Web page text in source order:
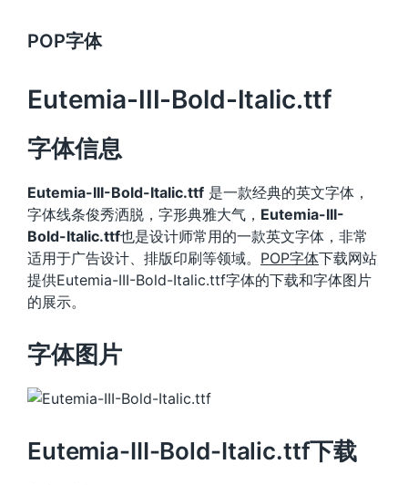
POP字体
Eutemia-III-Bold-Italic.ttf
字体信息
Eutemia-III-Bold-Italic.ttf 是一款经典的英文字体，
字体线条俊秀洒脱，字形典雅大气， Eutemia-III-
Bold-Italic.ttf也是设计师常用的一款英文字体，非常
适用于广告设计、排版印刷等领域。 POP字体下载网站
提供Eutemia-III-Bold-Italic.ttf字体的下载和字体图片
的展示。
字体图片
Eutemia-III-Bold-Italic.ttf下载